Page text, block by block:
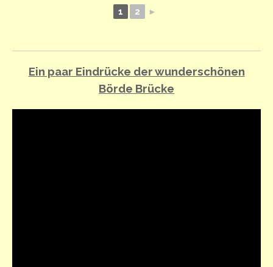
1 2 ►
Ein paar Eindrücke der wunderschönen
Börde Brücke